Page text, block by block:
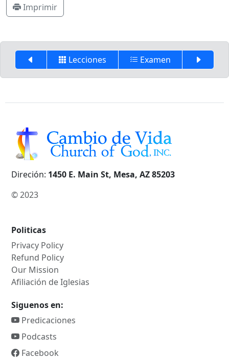
Imprimir
Lecciones Examen
Direción: 1450 E. Main St, Mesa, AZ 85203
© 2023
Politicas
Privacy Policy
Refund Policy
Our Mission
Afiliación de Iglesias
Siguenos en:
Predicaciones
Podcasts
Facebook